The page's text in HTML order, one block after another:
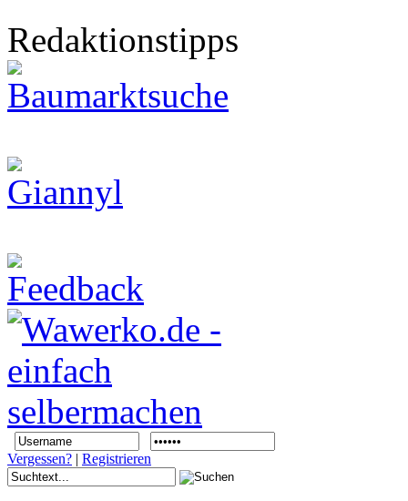
Redaktionstipps
Vergessen? | Registrieren